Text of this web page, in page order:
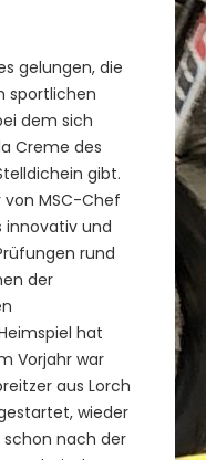
gelungen, die
sportlichen
dem sich
Creme des
gibt.
MSC-Chef
innovativ und
rund
der
hat
Vorjahr war
aus Lorch
wieder
nach der